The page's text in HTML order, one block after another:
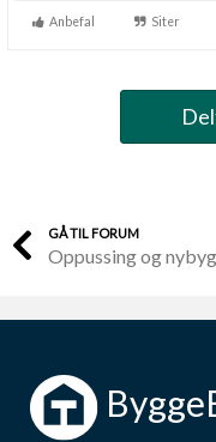
Anbefal Siter
GÅ TIL FORUM
Oppussing og